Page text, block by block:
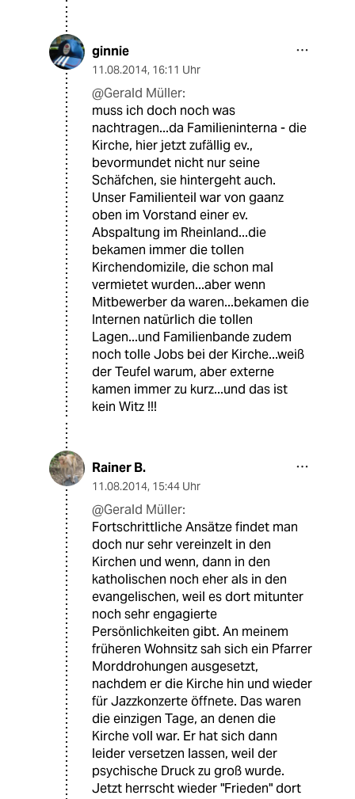
ginnie
11.08.2014, 16:11 Uhr
@Gerald Müller:
muss ich doch noch was
nachtragen...da Familieninterna - die
Kirche, hier jetzt zufällig ev.,
bevormundet nicht nur seine
Schäfchen, sie hintergeht auch.
Unser Familienteil war von gaanz
oben im Vorstand einer ev.
Abspaltung im Rheinland...die
bekamen immer die tollen
Kirchendomizile, die schon mal
vermietet wurden...aber wenn
Mitbewerber da waren...bekamen die
Internen natürlich die tollen
Lagen...und Familienbande zudem
noch tolle Jobs bei der Kirche...weiß
der Teufel warum, aber externe
kamen immer zu kurz...und das ist
kein Witz !!!
Rainer B.
11.08.2014, 15:44 Uhr
@Gerald Müller:
Fortschrittliche Ansätze findet man
doch nur sehr vereinzelt in den
Kirchen und wenn, dann in den
katholischen noch eher als in den
evangelischen, weil es dort mitunter
noch sehr engagierte
Persönlichkeiten gibt. An meinem
früheren Wohnsitz sah sich ein Pfarrer
Morddrohungen ausgesetzt,
nachdem er die Kirche hin und wieder
für Jazzkonzerte öffnete. Das waren
die einzigen Tage, an denen die
Kirche voll war. Er hat sich dann
leider versetzen lassen, weil der
psychische Druck zu groß wurde.
Jetzt herrscht wieder "Frieden" dort